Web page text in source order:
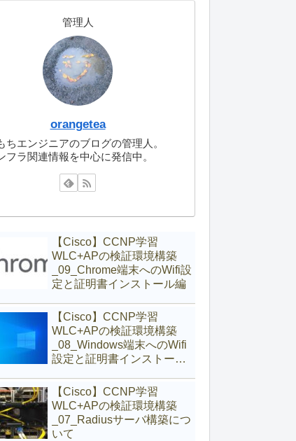
管理人
orangetea
ちエンジニアのブログの管理人。
フラ関連情報を中心に発信中。
【Cisco】CCNP学習
WLC+APの検証環境構築
_09_Chrome端末へのWifi設
定と証明書インストール編
【Cisco】CCNP学習
WLC+APの検証環境構築
_08_Windows端末へのWifi
設定と証明書インストール
【Cisco】CCNP学習
WLC+APの検証環境構築
_07_Radiusサーバ構築につ
いて